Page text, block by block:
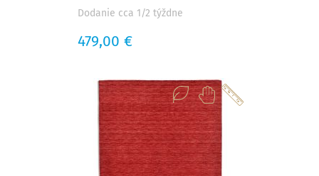
Dodanie cca 1/2 týždne
Cena
479,00 €